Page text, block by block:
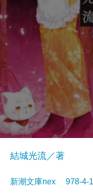
結城光流／著
新潮文庫nex 978-